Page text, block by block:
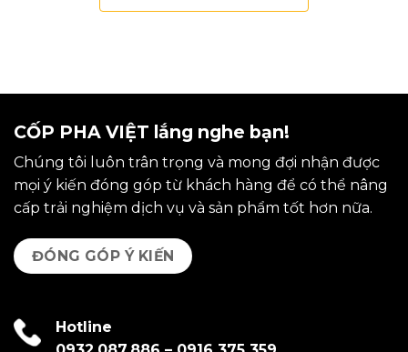
CỐP PHA VIỆT lắng nghe bạn!
Chúng tôi luôn trân trọng và mong đợi nhận được
mọi ý kiến đóng góp từ khách hàng để có thể nâng
cấp trải nghiệm dịch vụ và sản phẩm tốt hơn nữa.
ĐÓNG GÓP Ý KIẾN
Hotline